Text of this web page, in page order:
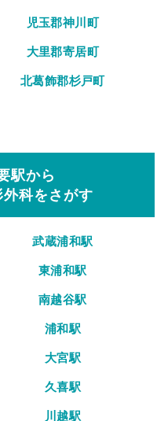
児玉郡神川町
大里郡寄居町
北葛飾郡杉戸町
駅から
科をさがす
武蔵浦和駅
東浦和駅
南越谷駅
浦和駅
大宮駅
久喜駅
川越駅